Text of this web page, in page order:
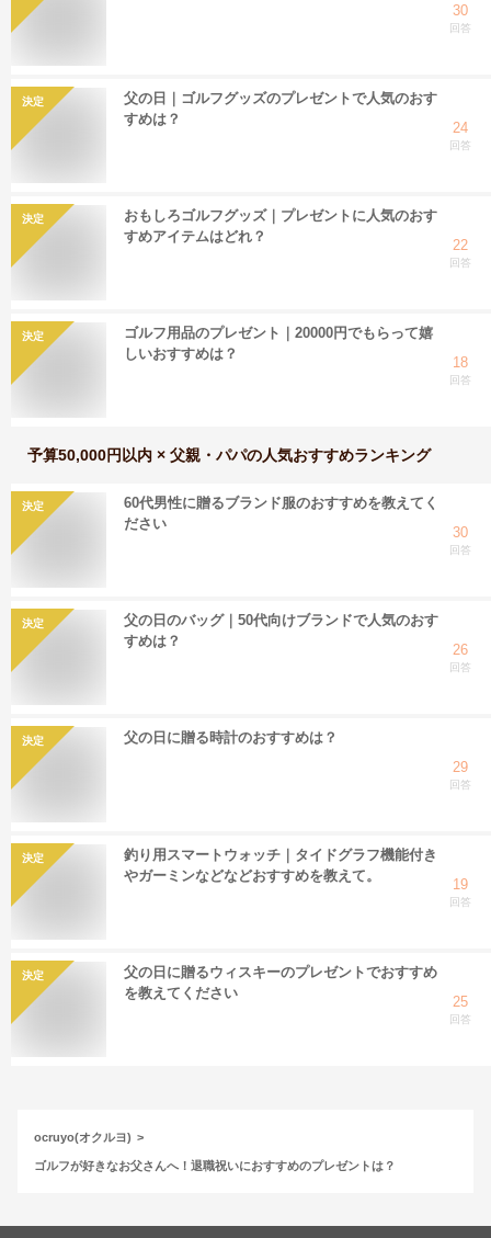
30
回答
決定
父の日｜ゴルフグッズのプレゼントで人気のおす
すめは？
24
回答
決定
おもしろゴルフグッズ｜プレゼントに人気のおす
すめアイテムはどれ？
22
回答
決定
ゴルフ用品のプレゼント｜20000円でもらって嬉
しいおすすめは？
18
回答
予算50,000円以内 × 父親・パパの人気おすすめランキング
決定
60代男性に贈るブランド服のおすすめを教えてく
ださい
30
回答
決定
父の日のバッグ｜50代向けブランドで人気のおす
すめは？
26
回答
決定
父の日に贈る時計のおすすめは？
29
回答
決定
釣り用スマートウォッチ｜タイドグラフ機能付き
やガーミンなどなどおすすめを教えて。
19
回答
決定
父の日に贈るウィスキーのプレゼントでおすすめ
を教えてください
25
回答
ocruyo(オクルヨ)
ゴルフが好きなお父さんへ！退職祝いにおすすめのプレゼントは？